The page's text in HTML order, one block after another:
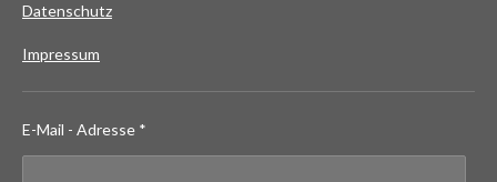
Datenschutz
Impressum
E-Mail - Adresse *